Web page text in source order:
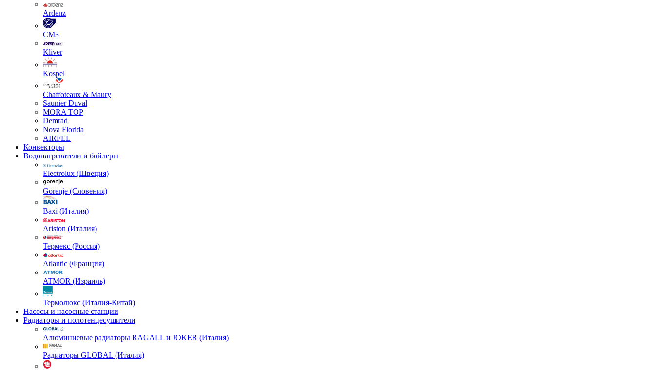
Ardenz
СМЗ
Kliver
Kospel
Chaffoteaux & Maury
Saunier Duval
MORA TOP
Demrad
Nova Florida
AIRFEL
Конвекторы
Водонагреватели и бойлеры
Electrolux (Швеция)
Gorenje (Словения)
Baxi (Италия)
Ariston (Италия)
Термекс (Россия)
Atlantic (Франция)
ATMOR (Израиль)
Термолюкс (Италия-Китай)
Насосы и насосные станции
Радиаторы и полотенцесушители
Алюминиевые радиаторы RAGALL и JOKER (Италия)
Радиаторы GLOBAL (Италия)